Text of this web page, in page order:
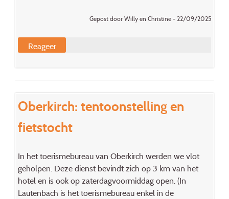
Gepost door Willy en Christine - 22/09/2025
Reageer
Oberkirch: tentoonstelling en
fietstocht
In het toerismebureau van Oberkirch werden we vlot
geholpen. Deze dienst bevindt zich op 3 km van het
hotel en is ook op zaterdagvoormiddag open. (In
Lautenbach is het toerismebureau enkel in de